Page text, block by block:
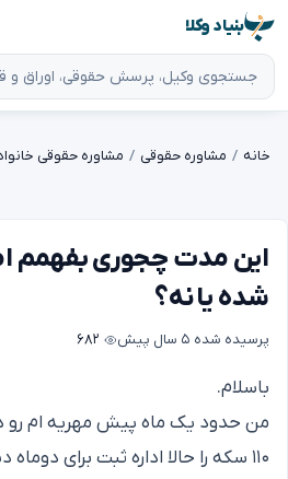
بنیاد وکلا
خانه مشاوره حقوقی مشاوره حقوقی
این مدت چجوری بفهمم
شده یا نه؟
پرسیده شده ۵ سال پیش ۶۸۲
باسلام.
من حدود یک ماه پیش مهریه ام رو
۱۱۰ سکه را حالا اداره ثبت برای